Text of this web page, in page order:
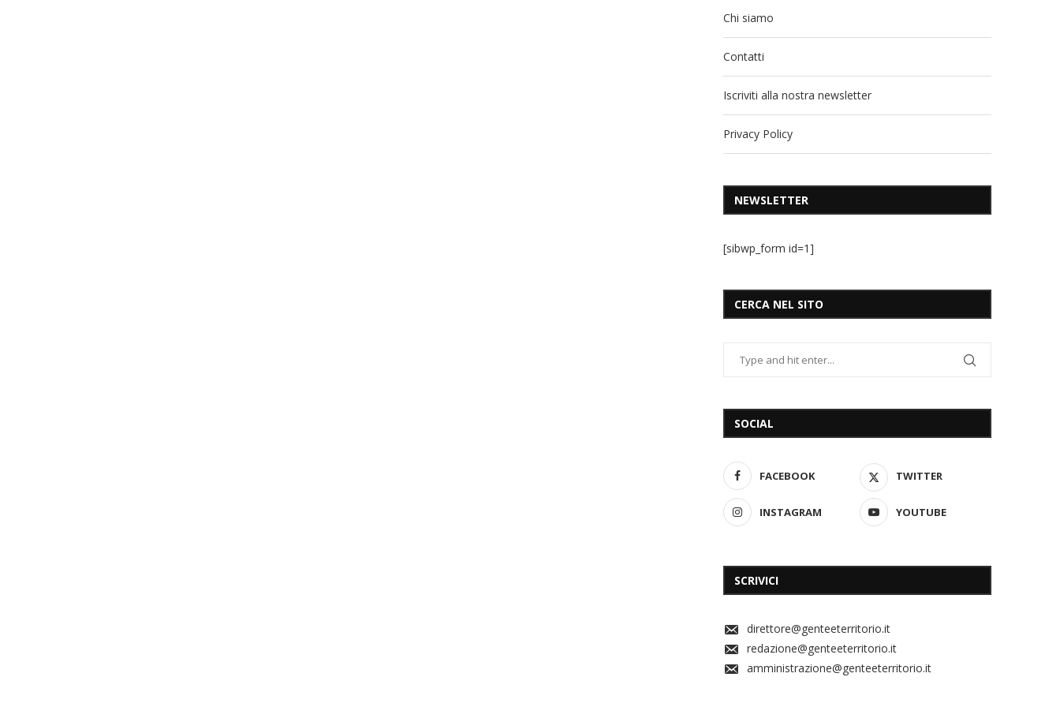
Chi siamo
Contatti
Iscriviti alla nostra newsletter
Privacy Policy
NEWSLETTER
[sibwp_form id=1]
CERCA NEL SITO
SOCIAL
FACEBOOK TWITTER
INSTAGRAM YOUTUBE
SCRIVICI
direttore@genteeterritorio.it
redazione@genteeterritorio.it
amministrazione@genteeterritorio.it